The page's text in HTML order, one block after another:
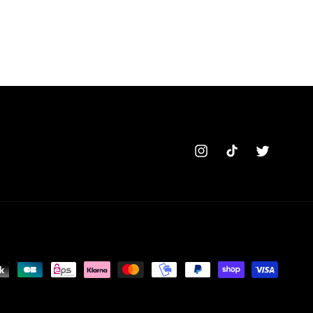
InstagramTikTok Twitter